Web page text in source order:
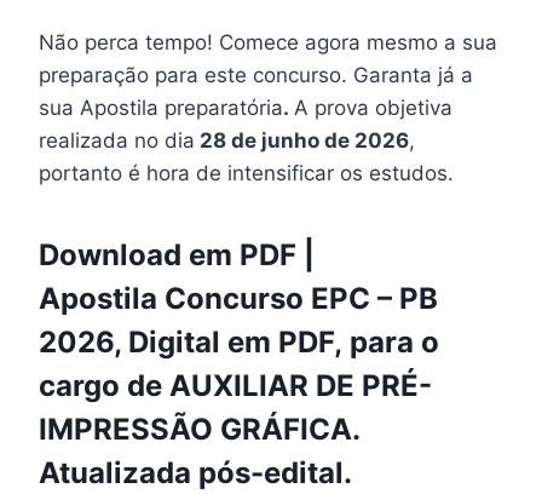
Não perca tempo! Comece agora mesmo a sua
preparação para este concurso. Garanta já a
sua Apostila preparatória. A prova objetiva
realizada no dia 28 de junho de 2026,
portanto é hora de intensificar os estudos.
Download em PDF |
Apostila Concurso EPC – PB
2026, Digital em PDF, para o
cargo de AUXILIAR DE PRÉ-
IMPRESSÃO GRÁFICA.
Atualizada pós-edital.